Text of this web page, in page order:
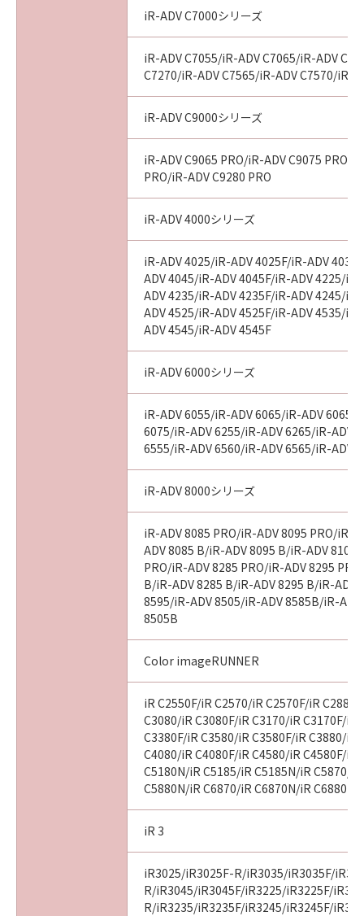
iR-ADV C7000シリーズ
iR-ADV C7055/iR-ADV C7065/iR-ADV
C7270/iR-ADV C7565/iR-ADV C7570/iR-
iR-ADV C9000シリーズ
iR-ADV C9065 PRO/iR-ADV C9075 PRO/
PRO/iR-ADV C9280 PRO
iR-ADV 4000シリーズ
iR-ADV 4025/iR-ADV 4025F/iR-ADV
ADV 4045/iR-ADV 4045F/iR-ADV 4225/
ADV 4235/iR-ADV 4235F/iR-ADV 4245/
ADV 4525/iR-ADV 4525F/iR-ADV 4535/
ADV 4545/iR-ADV 4545F
iR-ADV 6000シリーズ
iR-ADV 6055/iR-ADV 6065/iR-ADV 6065-
6075/iR-ADV 6255/iR-ADV 6265/iR-ADV
6555/iR-ADV 6560/iR-ADV 6565/iR-ADV
iR-ADV 8000シリーズ
iR-ADV 8085 PRO/iR-ADV 8095 PRO/iR-
ADV 8085 B/iR-ADV 8095 B/iR-ADV 8105
PRO/iR-ADV 8285 PRO/iR-ADV 8295
B/iR-ADV 8285 B/iR-ADV 8295 B/iR-ADV
8595/iR-ADV 8505/iR-ADV 8585B/iR-
8505B
Color imageRUNNER
iR C2550F/iR C2570/iR C2570F/iR
C3080/iR C3080F/iR C3170/iR C3170F/iR
C3380F/iR C3580/iR C3580F/iR C3880/iR
C4080/iR C4080F/iR C4580/iR C4580F/iR
C5180N/iR C5185/iR C5185N/iR C5870/
C5880N/iR C6870/iR C6870N/iR C6880N
iR 3
iR3025/iR3025F-R/iR3035/iR3035F/
R/iR3045/iR3045F/iR3225/iR3225F/
R/iR3235/iR3235F/iR3245/iR3245F/